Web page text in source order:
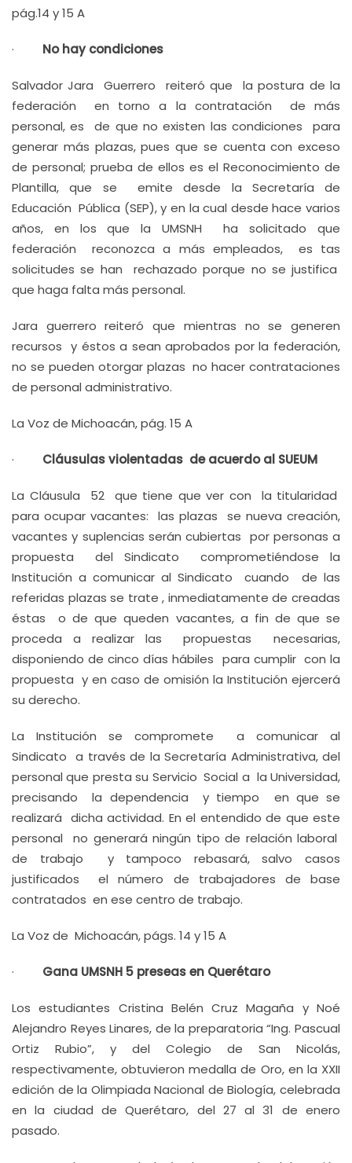
pág.14 y 15 A
· No hay condiciones
Salvador Jara Guerrero reiteró que la postura de la
federación en torno a la contratación de más
personal, es de que no existen las condiciones para
generar más plazas, pues que se cuenta con exceso
de personal; prueba de ellos es el Reconocimiento de
Plantilla, que se emite desde la Secretaría de
Educación Pública (SEP), y en la cual desde hace varios
años, en los que la UMSNH ha solicitado que
federación reconozca a más empleados, es tas
solicitudes se han rechazado porque no se justifica
que haga falta más personal.
Jara guerrero reiteró que mientras no se generen
recursos y éstos a sean aprobados por la federación,
no se pueden otorgar plazas no hacer contrataciones
de personal administrativo.
La Voz de Michoacán, pág. 15 A
· Cláusulas violentadas de acuerdo al SUEUM
La Cláusula 52 que tiene que ver con la titularidad
para ocupar vacantes: las plazas se nueva creación,
vacantes y suplencias serán cubiertas por personas a
propuesta del Sindicato comprometiéndose la
Institución a comunicar al Sindicato cuando de las
referidas plazas se trate , inmediatamente de creadas
éstas o de que queden vacantes, a fin de que se
proceda a realizar las propuestas necesarias,
disponiendo de cinco días hábiles para cumplir con la
propuesta y en caso de omisión la Institución ejercerá
su derecho.
La Institución se compromete a comunicar al
Sindicato a través de la Secretaría Administrativa, del
personal que presta su Servicio Social a la Universidad,
precisando la dependencia y tiempo en que se
realizará dicha actividad. En el entendido de que este
personal no generará ningún tipo de relación laboral
de trabajo y tampoco rebasará, salvo casos
justificados el número de trabajadores de base
contratados en ese centro de trabajo.
La Voz de Michoacán, págs. 14 y 15 A
· Gana UMSNH 5 preseas en Querétaro
Los estudiantes Cristina Belén Cruz Magaña y Noé
Alejandro Reyes Linares, de la preparatoria “Ing. Pascual
Ortiz Rubio”, y del Colegio de San Nicolás,
respectivamente, obtuvieron medalla de Oro, en la XXII
edición de la Olimpiada Nacional de Biología, celebrada
en la ciudad de Querétaro, del 27 al 31 de enero
pasado.